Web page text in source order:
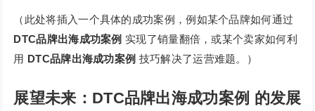
（此处将插入一个具体的成功案例，例如某个品牌如何通过
DTC品牌出海成功案例 实现了销量翻倍，或某个卖家如何利
用 DTC品牌出海成功案例 技巧解决了运营难题。）
展望未来：DTC品牌出海成功案例 的发展